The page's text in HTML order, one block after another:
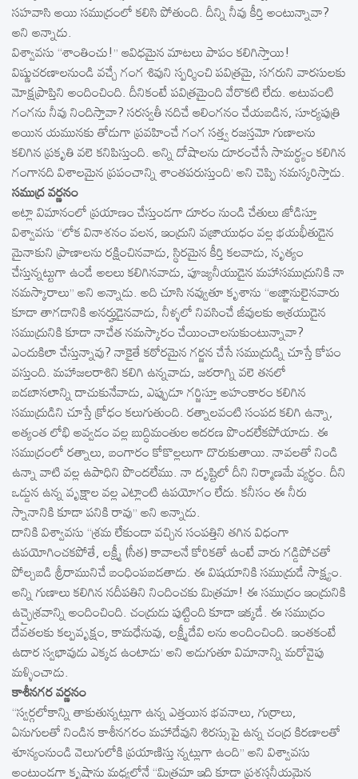
సహవాసి అయి సముద్రంలో కలిసి పోతుంది. దీన్ని నీవు కీర్తి అంటున్నావా?
అని అన్నాడు.
విశ్వావసు ‘‘శాంతించు!’’ ఆవిధమైన మాటలు పాపం కలిగిస్తాయి!
విష్ణుచరణాలనుండి వచ్చే గంగ శివుని స్పర్శించి పవిత్రమై, సగరుని వారసులకు
మోక్షప్రాప్తిని అందించింది. దీనికంటే పవిత్రమైంది వేరొకటి లేదు. అటువంటి
గంగను నీవు నిందిస్తావా? సరస్వతీ నదిచే ఆలింగనం చేయబడిన, సూర్యపుత్రి
అయిన యమునకు తోడుగా ప్రవహించే గంగ సత్త్వ రజస్తమో గుణాలను
కలిగిన ప్రకృతి వలె కనిపిస్తుంది. అన్ని దోషాలను దూరంచేసే సామర్థ్యం కలిగిన
గంగానది విశాలమైన ప్రపంచాన్ని శాంతపరుస్తుంది’ అని చెప్పి నమస్కరిస్తాడు.
సముద్ర వర్ణనం
అట్లా విమానంలో ప్రయాణం చేస్తుండగా దూరం నుండి చేతులు జోడిస్తూ
విశ్వావసు ‘‘లోక వినాశనం వలన, ఇంద్రుని వజ్రాయుధం వల్ల భయభీతుడైన
మైనాకుని ప్రాణాలను రక్షించినవాడు, స్థిరమైన కీర్తి కలవాడు, నృత్యం
చేస్తున్నట్టుగా ఉండే అలలు కలిగినవాడు, పూజ్యనీయుడైన మహాసముద్రునికి నా
నమస్కారాలు’’ అని అన్నాడు. అది చూసి నవ్వుతూ కృశాను ‘‘అజ్ఞానులైనవారు
కూడా తాగడానికి అనర్హుడైనవాడు, నీళ్ళలో నివసించే జీవులకు ఆశ్రయుడైన
సముద్రునికి కూడా నాచేత నమస్కారం చేయించాలనుకుంటున్నావా?
ఎందుకిలా చేస్తున్నావు? నాకైతే కఠోరమైన గర్జన చేసే సముద్రుడ్ని చూస్తే కోపం
వస్తుంది. మహాజలరాశిని కలిగి ఉన్నవాడు, జఠరాగ్ని వలె తనలో
బడబానలాన్ని దాచుకునేవాడు, ఎప్పుడూ గర్జిస్తూ అహంకారం కలిగిన
సముద్రుడిని చూస్తే క్రోధం కలుగుతుంది. రత్నాలవంటి సంపద కలిగి ఉన్నా,
అత్యంత లోభి అవ్వడం వల్ల బుద్ధిమంతుల ఆదరణ పొందలేకపోయాడు. ఈ
సముద్రంలో రత్నాలు, బంగారం కోకొల్లలుగా దొరుకుతాయి. నావలతో నిండి
ఉన్నా వాటి వల్ల ఉపాధిని పొందలేము. నా దృష్టిలో దీని నిర్మాణమే వ్యర్థం. దీని
ఒడ్డున ఉన్న వృక్షాల వల్ల ఎట్లాంటి ఉపయోగం లేదు. కనీసం ఈ నీరు
స్నానానికి కూడా పనికి రావు’’ అని అన్నాడు.
దానికి విశ్వావసు ‘‘శ్రమ లేకుండా వచ్చిన సంపత్తిని తగిన విధంగా
ఉపయోగించకపోతే, లక్ష్మీ (సీత) కావాలనే కోరికతో ఉంటే వారు గడ్డిపోచతో
పోల్చబడి శ్రీరామునిచే బంధింపబడతాడు. ఈ విషయానికి సముద్రుడే సాక్ష్యం.
అన్ని గుణాలు కలిగిన నదీపతిని నిందించకు మిత్రమా! ఈ సముద్రం ఇంద్రునికి
ఉచ్ఛైశ్రవాన్ని అందించింది. చంద్రుడు పుట్టింది కూడా ఇక్కడే. ఈ సముద్రం
దేవతలకు కల్పవృక్షం, కామధేనువు, లక్ష్మీదేవి లను అందించింది. ఇంతకంటే
ఉదార స్వభావుడు ఎక్కడ ఉంటాడు’ అని అడుగుతూ విమానాన్ని మరోవైపు
మళ్ళించాడు.
కాశీనగర వర్ణనం
‘‘స్వర్గలోకాన్ని తాకుతున్నట్లుగా ఉన్న ఎత్తయిన భవనాలు, గుర్రాలు,
ఏనుగులతో నిండిన కాశీనగరం మహాదేవుని శిరస్సుపై ఉన్న చంద్ర కిరణాలతో
శూన్యంనుండి వెలుగులోకి ప్రయాణిస్తు న్నట్లుగా ఉంది’’ అని విశ్వావసు
అంటుండగా కృషాను మధ్యలోనే ‘‘మిత్రమా ఇది కూడా ప్రశస్తనీయమైన